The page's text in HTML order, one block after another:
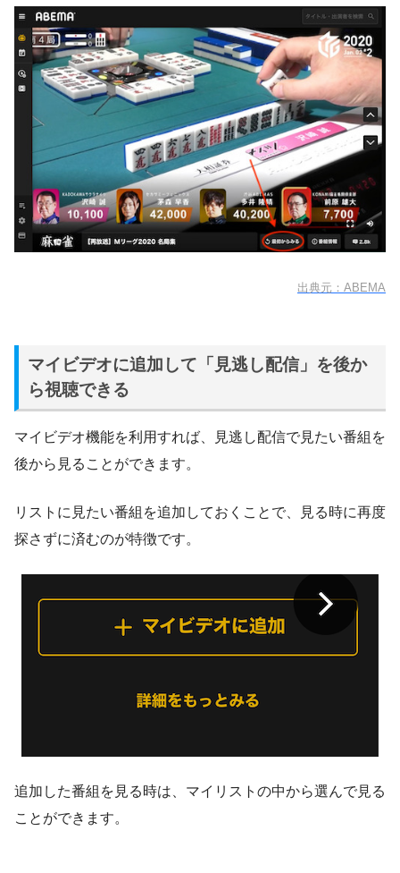
出典元：ABEMA
マイビデオに追加して「見逃し配信」を後か
ら視聴できる
マイビデオ機能を利用すれば、見逃し配信で見たい番組を
後から見ることができます。
リストに見たい番組を追加しておくことで、見る時に再度
探さずに済むのが特徴です。
追加した番組を見る時は、マイリストの中から選んで見る
ことができます。